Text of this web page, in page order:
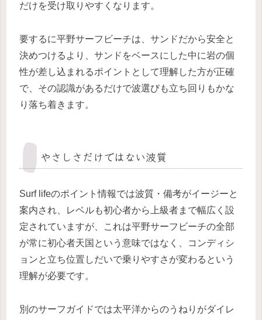
だけを受け取りやすくなります。
要するに平野サーフビーチは、サンドだから安全と
決めつけるより、サンドをベースにした中に岩の個
性が差し込まれるポイントとして理解した方が正確
で、その認識があるだけで波選びも立ち回りもかな
り落ち着きます。
やさしさだけではない波質
Surf lifeのポイント情報では波質・備考がイージーと
案内され、レベルも初心者から上級者まで幅広く設
定されていますが、これは平野サーフビーチの全部
が常に初心者天国という意味ではなく、コンディシ
ョンと立ち位置しだいで乗りやすさが変わるという
理解が必要です。
別のサーフガイドでは太平洋からのうねりがダイレ